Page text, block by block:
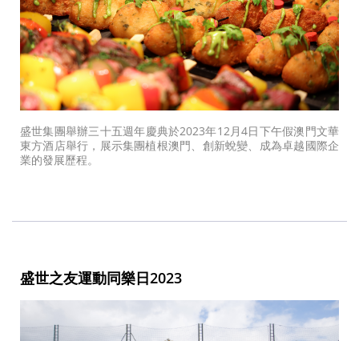
盛世集團舉辦三十五週年慶典於2023年12月4日下午假澳門文華
東方酒店舉行，展示集團植根澳門、創新蛻變、成為卓越國際企
業的發展歷程。
盛世之友運動同樂日2023